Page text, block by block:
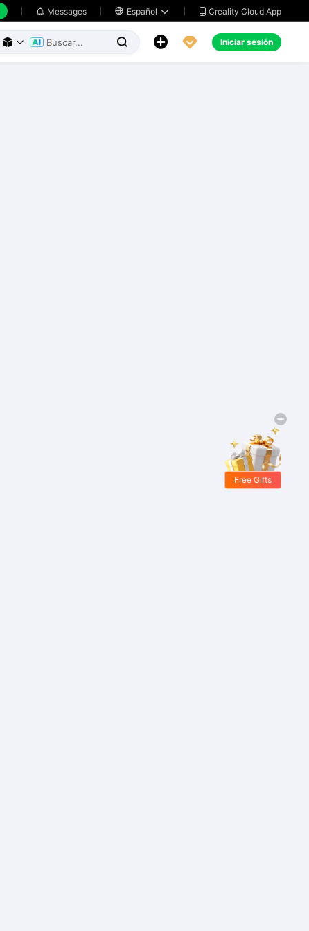
 Messages  Español   Creality Cloud App
     Iniciar sesión
Free Gifts